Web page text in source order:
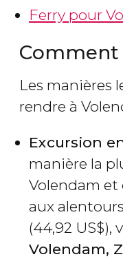
Ferry pour
Comment
Les manières
rendre à
Excursion
manière la
Volendam et
aux
(44,92 US$),
Volendam,